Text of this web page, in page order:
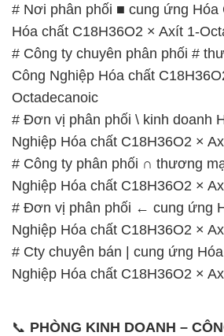
# Nơi phân phối ■ cung ứng Hóa
Hóa chất C18H36O2 × Axít 1-
# Công ty chuyên phân phối #
Công Nghiệp Hóa chất
Octadecanoic
# Đơn vị phân phối \ kinh doanh
Nghiệp Hóa chất C18H36O2 ×
# Công ty phân phối ∩ thương
Nghiệp Hóa chất C18H36O2 ×
# Đơn vị phân phối ← cung ứng
Nghiệp Hóa chất C18H36O2 ×
# Cty chuyên bán | cung ứng
Nghiệp Hóa chất C18H36O2 ×
📞 PHÒNG KINH DOANH –